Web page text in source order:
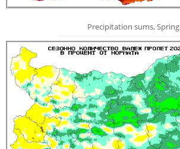
Precipitation sums, Spring